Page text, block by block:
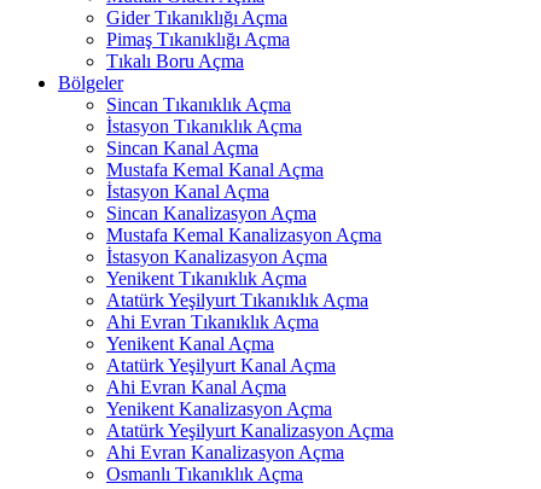
Gider Tıkanıklığı Açma
Pimaş Tıkanıklığı Açma
Tıkalı Boru Açma
Bölgeler
Sincan Tıkanıklık Açma
İstasyon Tıkanıklık Açma
Sincan Kanal Açma
Mustafa Kemal Kanal Açma
İstasyon Kanal Açma
Sincan Kanalizasyon Açma
Mustafa Kemal Kanalizasyon Açma
İstasyon Kanalizasyon Açma
Yenikent Tıkanıklık Açma
Atatürk Yeşilyurt Tıkanıklık Açma
Ahi Evran Tıkanıklık Açma
Yenikent Kanal Açma
Atatürk Yeşilyurt Kanal Açma
Ahi Evran Kanal Açma
Yenikent Kanalizasyon Açma
Atatürk Yeşilyurt Kanalizasyon Açma
Ahi Evran Kanalizasyon Açma
Osmanlı Tıkanıklık Açma